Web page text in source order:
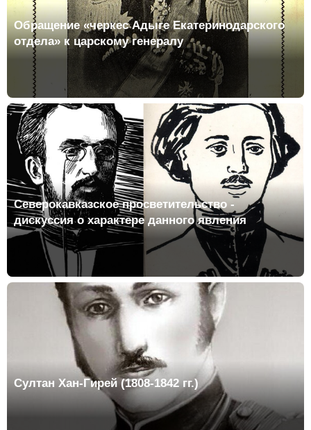
Обращение «черкес Адыге Екатеринодарского
отдела» к царскому генералу
Северокавказское просветительство -
дискуссия о характере данного явления
Султан Хан-Гирей (1808-1842 гг.)